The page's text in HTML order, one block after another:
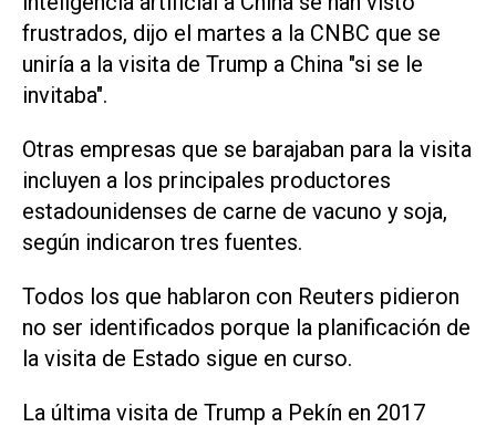
frustrados, dijo el martes a la CNBC que se
uniría a la visita de Trump a China "si se le
invitaba".
Otras empresas que se barajaban para la visita
incluyen a los principales productores
estadounidenses de carne de vacuno y soja,
según indicaron tres fuentes.
Todos los que hablaron con Reuters pidieron
no ser identificados ⁠porque la planificación de
la visita de Estado sigue en curso.
La última visita de Trump a Pekín en 2017